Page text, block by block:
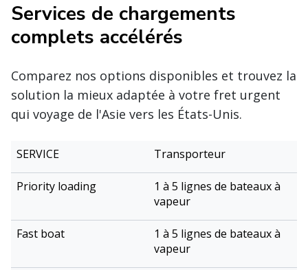
Services de chargements
complets accélérés
Comparez nos options disponibles et trouvez la
solution la mieux adaptée à votre fret urgent
qui voyage de l'Asie vers les États-Unis.
Service
Chargement
prioritaire
Bateau
rapide
Bateau
et
rapide à
Transporteur
1 à 5 lignes de bateaux à
vapeur
1 à 5 lignes de bateaux à
vapeur